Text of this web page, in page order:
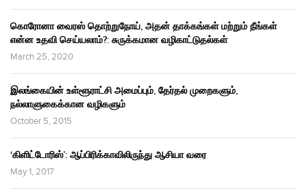
கொரோனா வைரஸ் தொற்றுநோய், அதன் தாக்கங்கள் மற்றும் நீங்கள்
என்ன உதவி செய்யலாம்?: சுருக்கமான வழிகாட்டுதல்கள்
March 25, 2020
இலங்கையின் உள்ளூராட்சி அமைப்பும், தேர்தல் முறைகளும்,
நல்லாளுகைக்கான வழிகளும்
October 5, 2015
‘கிளிட்டோரிஸ்’: ஆப்பிரிக்காவிலிருந்து ஆசியா வரை
May 1, 2017